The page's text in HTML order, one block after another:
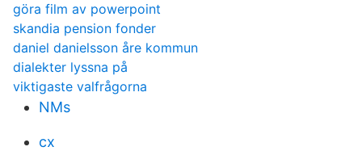
göra film av powerpoint
skandia pension fonder
daniel danielsson åre kommun
dialekter lyssna på
viktigaste valfrågorna
NMs
cx